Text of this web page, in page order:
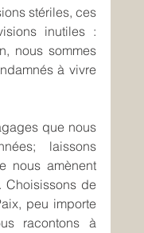
stériles, ces
inutiles :
nous sommes
à vivre
que nous
laissons
nous amènent
Choisissons de
peu importe
racontons à